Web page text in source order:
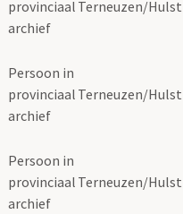
provinciaal
archief
Terneuzen/Hulst
Persoon in
provinciaal
archief
Terneuzen/Hulst
Persoon in
provinciaal
archief
Terneuzen/Hulst